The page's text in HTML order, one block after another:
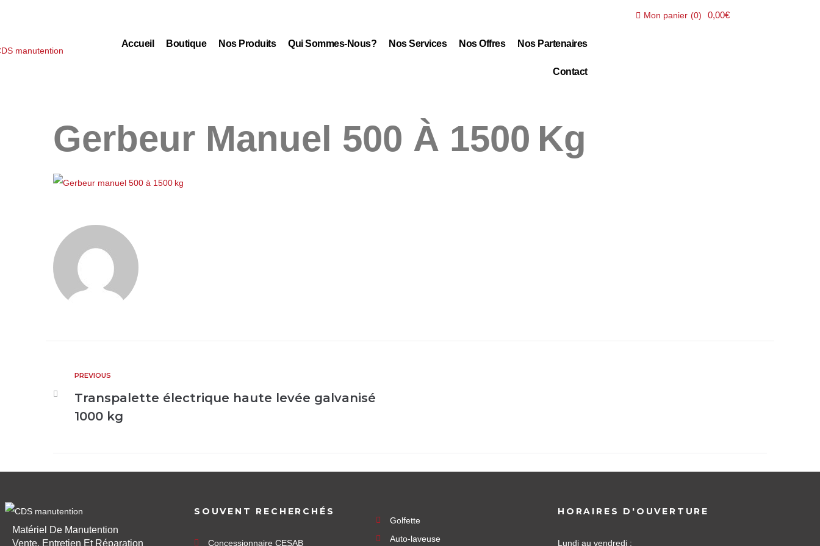
Accueil Boutique Nos Produits Qui Sommes-Nous? Nos Services Nos Offres Nos Partenaires
Contact
Mon panier (0) 0,00€
Gerbeur Manuel 500 À 1500 Kg
PREVIOUS
Transpalette électrique haute levée galvanisé
1000 kg
Matériel De Manutention
Vente, Entretien Et Réparation
SOUVENT RECHERCHÉS
Concessionnaire CESAB
Golfette
Auto-laveuse
HORAIRES D'OUVERTURE
Lundi au vendredi :